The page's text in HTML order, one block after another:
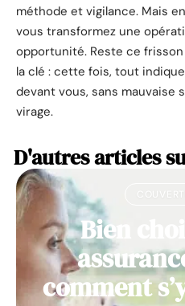
méthode et vigilance. Mais
vous transformez une
opportunité. Reste ce
la clé : cette fois, tout
devant vous, sans mauvaise
virage.
D'autres articles
Bien
comment